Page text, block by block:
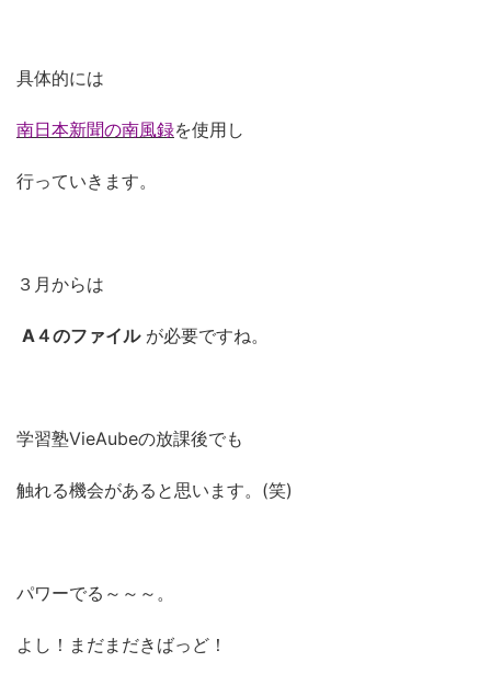
具体的には
南日本新聞の南風録を使用し
行っていきます。
３月からは
A４のファイル が必要ですね。
学習塾VieAubeの放課後でも
触れる機会があると思います。(笑)
パワーでる～～～。
よし！まだまだきばっど！